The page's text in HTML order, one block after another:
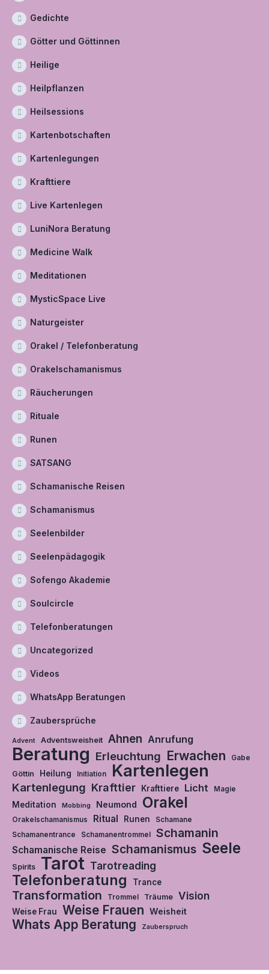
Gedichte
Götter und Göttinnen
Heilige
Heilpflanzen
Heilsessions
Kartenbotschaften
Kartenlegungen
Krafttiere
Live Kartenlegen
LuniNora Beratung
Medicine Walk
Meditationen
MysticSpace Live
Naturgeister
Orakel / Telefonberatung
Orakelschamanismus
Räucherungen
Rituale
Runen
SATSANG
Schamanische Reisen
Schamanismus
Seelenbilder
Seelenpädagogik
Sofengo Akademie
Soulcircle
Telefonberatungen
Uncategorized
Videos
WhatsApp Beratungen
Zaubersprüche
Advent Adventsweisheit Ahnen Anrufung
Beratung Erleuchtung Erwachen Gabe
Göttin Heilung Initiation Kartenlegen
Kartenlegung Krafttier Krafttiere Licht Magie
Meditation Mobbing Neumond Orakel
Orakelschamanismus Ritual Runen
Schamane
Schamanentrance
Schamanentrommel Schamanin
Schamanische Reise Schamanismus Seele
Spirits Tarot Tarotreading
Telefonberatung Trance
Transformation Trommel Träume Vision
Weise Frau Weise Frauen Weisheit
Whats App Beratung Zauberspruch